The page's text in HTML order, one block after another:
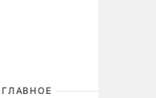
ГЛАВНОЕ